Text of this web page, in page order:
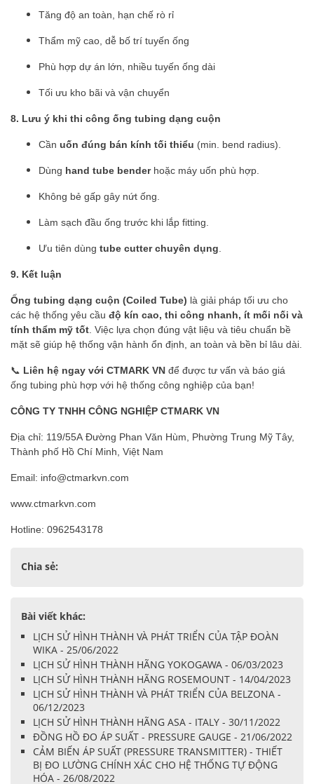
Tăng độ an toàn, hạn chế rò rỉ
Thẩm mỹ cao, dễ bố trí tuyến ống
Phù hợp dự án lớn, nhiều tuyến ống dài
Tối ưu kho bãi và vận chuyển
8. Lưu ý khi thi công ống tubing dạng cuộn
Cần uốn đúng bán kính tối thiểu (min. bend radius).
Dùng hand tube benderhoặc máy uốn phù hợp.
Không bẻ gấp gây nứt ống.
Làm sạch đầu ống trước khi lắp fitting.
Ưu tiên dùng tube cutter chuyên dụng
9. Kết luận
Ống tubing dạng cuộn (Coiled Tube) là giải pháp tối ưu cho
các hệ thống yêu cầu độ kín cao, thi công nhanh, ít mối nối và
tính thẩm mỹ tốt . Việc lựa chọn đúng vật liệu và tiêu chuẩn bề
mặt sẽ giúp hệ thống vận hành ổn định, an toàn và bền bỉ lâu dài.
📞 Liên hệ ngay với CTMARK VN để được tư vấn và báo giá
ống tubing phù hợp với hệ thống công nghiệp của bạn!
CÔNG TY TNHH CÔNG NGHIỆP CTMARK VN
Địa chỉ: 119/55A Đường Phan Văn Hùm, Phường Trung Mỹ Tây,
Thành phố Hồ Chí Minh, Việt Nam
Email: info@ctmarkvn.com
www.ctmarkvn.com
Hotline: 0962543178
Chia sẻ:
Bài viết khác:
LỊCH SỬ HÌNH THÀNH VÀ PHÁT TRIỂN CỦA TẬP ĐOÀN
WIKA - 25/06/2022
LỊCH SỬ HÌNH THÀNH HÃNG YOKOGAWA - 06/03/2023
LỊCH SỬ HÌNH THÀNH HÃNG ROSEMOUNT - 14/04/2023
LỊCH SỬ HÌNH THÀNH VÀ PHÁT TRIỂN CỦA BELZONA -
06/12/2023
LỊCH SỬ HÌNH THÀNH HÃNG ASA - ITALY - 30/11/2022
ĐỒNG HỒ ĐO ÁP SUẤT - PRESSURE GAUGE - 21/06/2022
CẢM BIẾN ÁP SUẤT (PRESSURE TRANSMITTER) - THIẾT
BỊ ĐO LƯỜNG CHÍNH XÁC CHO HỆ THỐNG TỰ ĐỘNG
HÓA - 26/08/2022